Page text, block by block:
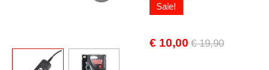
Sale!
€ 10,00 € 19,90